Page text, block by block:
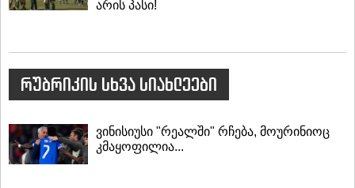
არის პასი!
რუბრიკის სხვა სიახლეები
ვინისიუსი "რეალში" რჩება, მოურინიოც
კმაყოფილია...